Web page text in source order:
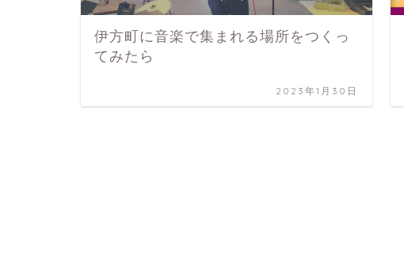
伊方町に音楽で集まれる場所をつくっ
てみたら
2023年1月30日